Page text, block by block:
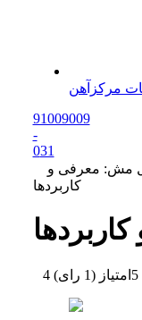
مرکزآهن
91009009
-
031
مش: معرفی و
کاربردها
5 امتیاز (1 رای )